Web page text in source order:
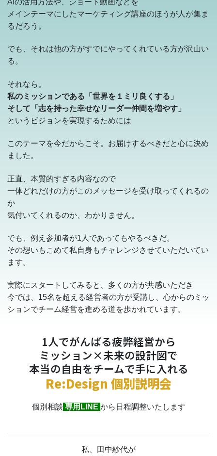
AIの活用方法や、ショート動画などを
メインテーマにしたマーケティング講座のほうが人が集ま
るだろう。
でも、それは他の方がすでにやってくれている方が沢山い
る。
それなら。
私のミッションである「世界を１ミリ良くする」
そして「志を持った幸せなリーダー仲間を増やす」
というビジョンを実現するためには
このテーマを今だからこそ。お届けするべきだと心に決め
ました。
正直、本質的すぎる内容なので
一体どれだけの方がこのメッセージを受け取ってくれるの
か
気付いてくれるのか、わかりません。
でも、例え参加者が1人であってもやるべきだ。
その想いもこめて私自身もチャレンジさせていただいてい
ます。
実際にスタートしてみると、多くの方が共感いただき
今では、15名を超える経営者の方が受講し、心からのミッ
ションでチーム経営を進める道を歩かれています。
1人でがんばる疲弊経営から
ミッション×未来の設計図で
本当の自由をチームで手に入れる
Re:Design 個別説明会
個別相談 専用LINE から日程調整いたします
私、田中紗代が